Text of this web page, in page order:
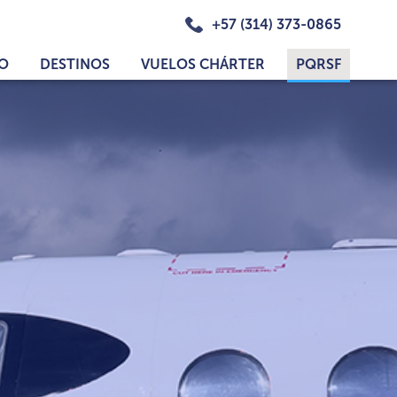
+57 (314) 373-0865
DESTINOS VUELOS CHÁRTER PQRSF